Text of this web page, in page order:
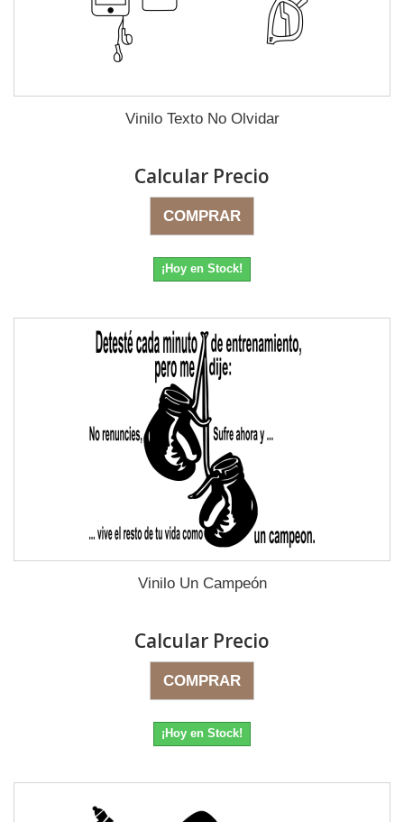
Vinilo Texto No Olvidar
Calcular Precio
COMPRAR
¡Hoy en Stock!
Vinilo Un Campeón
Calcular Precio
COMPRAR
¡Hoy en Stock!